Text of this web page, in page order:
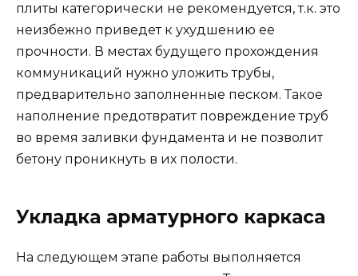
плиты категорически не рекомендуется, т.к. это
неизбежно приведет к ухудшению ее
прочности. В местах будущего прохождения
коммуникаций нужно уложить трубы,
предварительно заполненные песком. Такое
наполнение предотвратит повреждение труб
во время заливки фундамента и не позволит
бетону проникнуть в их полости.
Укладка арматурного каркаса
На следующем этапе работы выполняется